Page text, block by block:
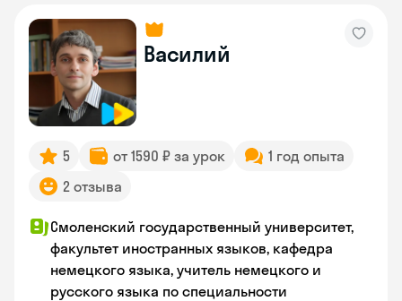
Василий
5 от 1590 ₽ за урок
1 год опыта
2 отзыва
Смоленский государственный университет,
факультет иностранных языков, кафедра
немецкого языка, учитель немецкого и
русского языка по специальности